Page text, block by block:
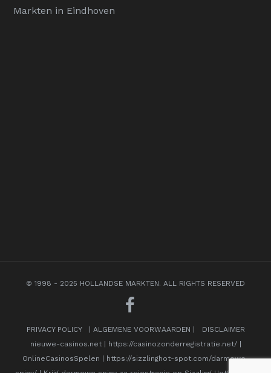
Markten in Eindhoven
© 1998 - 2025 HOLLANDSE MARKTEN. ALL RIGHTS RESERVED
PRIVACY POLICY ALGEMENE VOORWAARDEN
DISCLAIMER
nieuwe-casinos.net| https://casinozonderregistratie.net/|
OnlineCasinosSpelen
https://sizzlinghot-spot.com/darmowe-